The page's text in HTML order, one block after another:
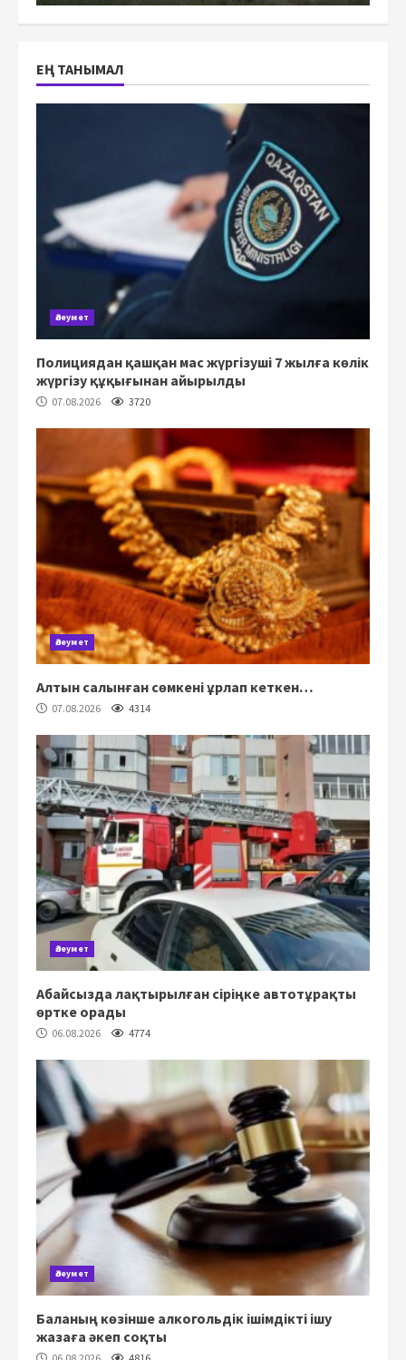
ЕҢ ТАНЫМАЛ
Әлеумет
Полициядан қашқан мас жүргізуші 7 жылға көлік
жүргізу құқығынан айырылды
07.08.2026 3720
Әлеумет
Алтын салынған сөмкені ұрлап кеткен…
07.08.2026 4314
Әлеумет
Абайсызда лақтырылған сіріңке автотұрақты
өртке орады
06.08.2026 4774
Әлеумет
Баланың көзінше алкогольдік ішімдікті ішу
жазаға әкеп соқты